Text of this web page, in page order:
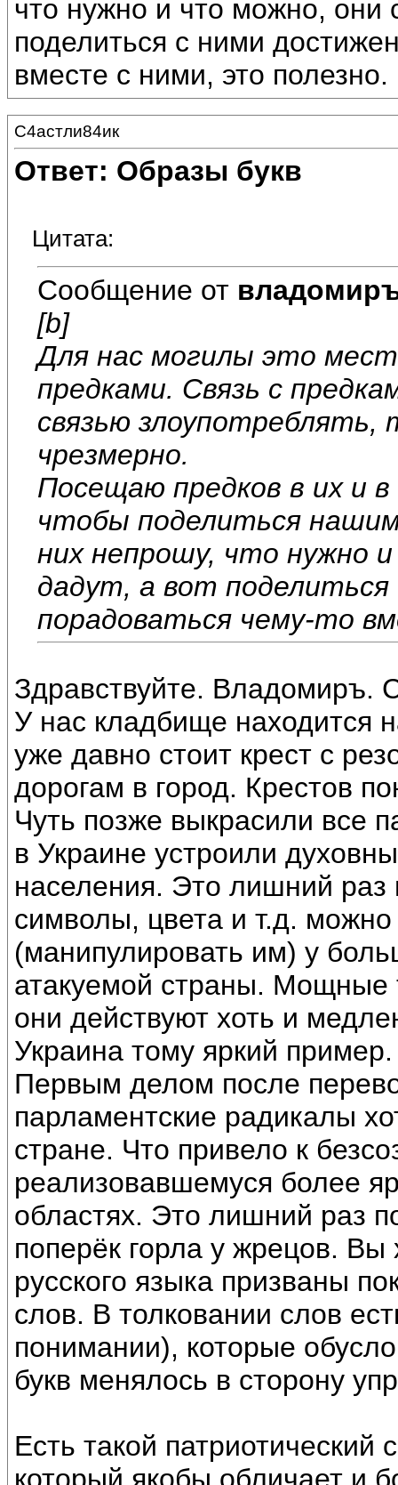
что нужно и что можно, они
поделиться с ними
вместе с ними, это полезно.
С4астли84ик
Ответ: Образы букв
Цитата:
Сообщение от
[b]
Для нас могилы это
предками. Связь с
связью злоупотреблять,
чрезмерно.
Посещаю предков в их и
чтобы поделиться
них непрошу, что нужно
дадут, а вот
порадоваться чему-то
Здравствуйте. Владомиръ.
У нас кладбище находится
уже давно стоит крест с
дорогам в город. Крестов
Чуть позже выкрасили все
в Украине устроили
населения. Это лишний раз
символы, цвета и т.д.
(манипулировать им) у
атакуемой страны. Мощные
они действуют хоть и
Украина тому яркий пример.
Первым делом после
парламентские радикалы
стране. Что привело к
реализовавшемуся более
областях. Это лишний раз
поперёк горла у жрецов.
русского языка призваны
слов. В толковании слов
понимании), которые
букв менялось в сторону
Есть такой патриотический